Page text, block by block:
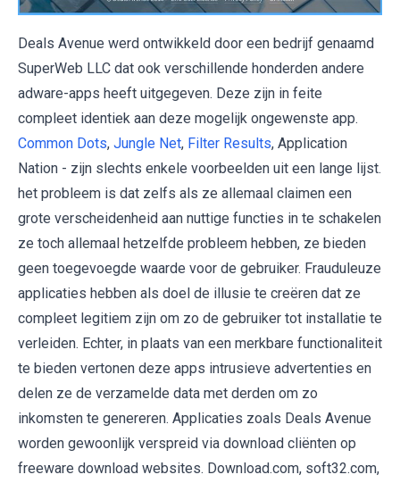
Deals Avenue werd ontwikkeld door een bedrijf genaamd
SuperWeb LLC dat ook verschillende honderden andere
adware-apps heeft uitgegeven. Deze zijn in feite
compleet identiek aan deze mogelijk ongewenste app.
Common Dots, Jungle Net, Filter Results, Application
Nation - zijn slechts enkele voorbeelden uit een lange lijst.
het probleem is dat zelfs als ze allemaal claimen een
grote verscheidenheid aan nuttige functies in te schakelen
ze toch allemaal hetzelfde probleem hebben, ze bieden
geen toegevoegde waarde voor de gebruiker. Frauduleuze
applicaties hebben als doel de illusie te creëren dat ze
compleet legitiem zijn om zo de gebruiker tot installatie te
verleiden. Echter, in plaats van een merkbare functionaliteit
te bieden vertonen deze apps intrusieve advertenties en
delen ze de verzamelde data met derden om zo
inkomsten te genereren. Applicaties zoals Deals Avenue
worden gewoonlijk verspreid via download cliënten op
freeware download websites. Download.com, soft32.com,